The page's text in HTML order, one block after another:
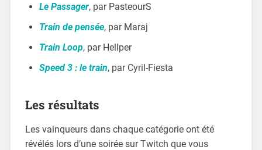
Le Passager, par PasteourS
Train de pensée, par Maraj
Train Loop, par Hellper
Speed 3 : le train, par Cyril-Fiesta
Les résultats
Les vainqueurs dans chaque catégorie ont été
révélés lors d’une soirée sur Twitch que vous